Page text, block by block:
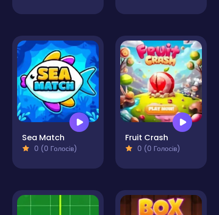
Sea Match
0 (0 Голосів)
Fruit Crash
0 (0 Голосів)